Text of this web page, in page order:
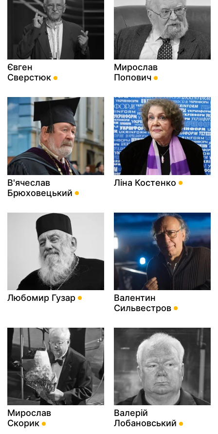
Євген
Сверстюк
Мирослав
Попович
В'ячеслав
Брюховецький
Ліна Костенко
Любомир Гузар
Валентин
Сильвестров
Мирослав
Скорик
Валерій
Лобановський